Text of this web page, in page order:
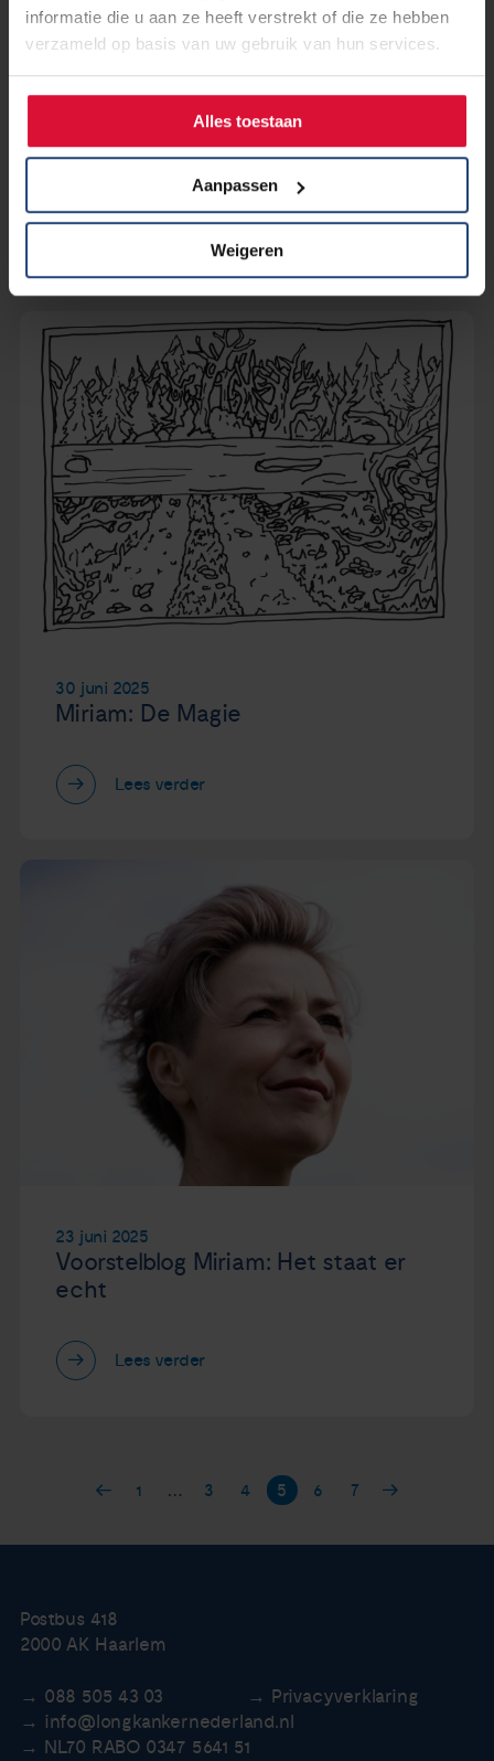
informatie die u aan ze heeft verstrekt of die ze hebben
verzameld op basis van uw gebruik van hun services.
Alles toestaan
Aanpassen
Weigeren
niet was
30 juni 2025
Miriam: De Magie
Lees verder
23 juni 2025
Voorstelblog Miriam: Het staat er
echt
Lees verder
1 … 3 4 5 6 7
Postbus 418
2000 AK Haarlem
088 505 43 03
Privacyverklaring
info@longkankernederland.nl
NL70 RABO 0347 5641 51